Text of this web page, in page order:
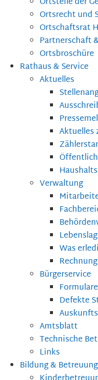
Ortsrecht und
Ortschaftsrat
Partnerschaft
Ortsbroschüre
Rathaus & Service
Aktuelles
Aktuelles
Verwaltung
Was
Bürgerservice
Formulare
Defekte
Amtsblatt
Technische
Links
Bildung & Betreuung